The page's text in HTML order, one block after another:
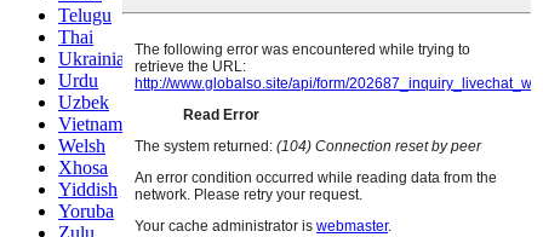
Telugu
Thai
Ukrainian
Urdu
Uzbek
Vietnamese
Welsh
Xhosa
Yiddish
Yoruba